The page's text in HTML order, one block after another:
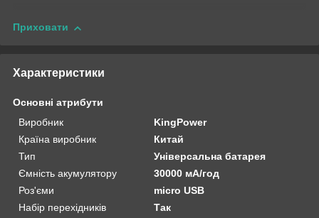
Приховати
Характеристики
Основні атрибути
Виробник
KingPower
Країна виробник
Китай
Тип
Універсальна батарея
Ємність акумулятору
30000 мА/год
Роз'єми
micro USB
Набір перехідників
Так